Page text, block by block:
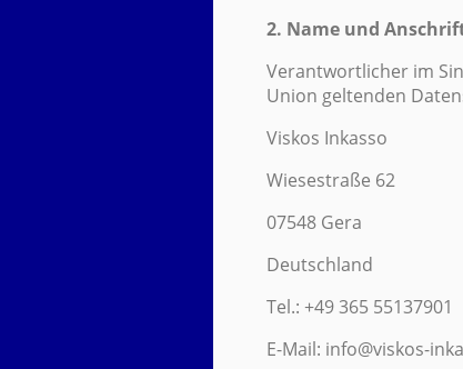
2. Name und
Verantwortlicher im
Union geltenden
Viskos Inkasso
Wiesestraße 62
07548 Gera
Deutschland
Tel.: +49 365 55137901
E-Mail: info@viskos-